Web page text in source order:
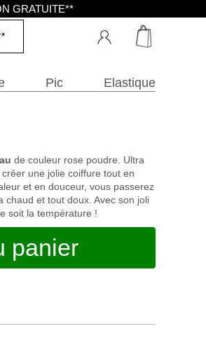
de couleur rose poudre. Ultra
une jolie coiffure tout en
et en douceur, vous passerez
chaud et tout doux. Avec son joli
soit la température !
panier
Pic Elastique
GRATUITE**